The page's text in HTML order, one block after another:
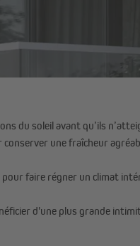
du soleil avant qu’ils
une fraîcheur
pour faire régner un climat
d'une plus grande